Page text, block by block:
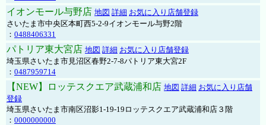
イオンモール与野店 地図 詳細 お気に入り店舗登録
さいたま市中央区本町西5-2-9イオンモール与野2階
： 0488406331
パトリア東大宮店 地図 詳細 お気に入り店舗登録
埼玉県さいたま市見沼区春野2-7-8パトリア東大宮2F
： 0487959714
【NEW】ロッテスクエア武蔵浦和店 地図 詳細 お気に入り店舗
登録
埼玉県さいたま市南区沼影1-19-19ロッテスクエア武蔵浦和店３階
： 0000000000